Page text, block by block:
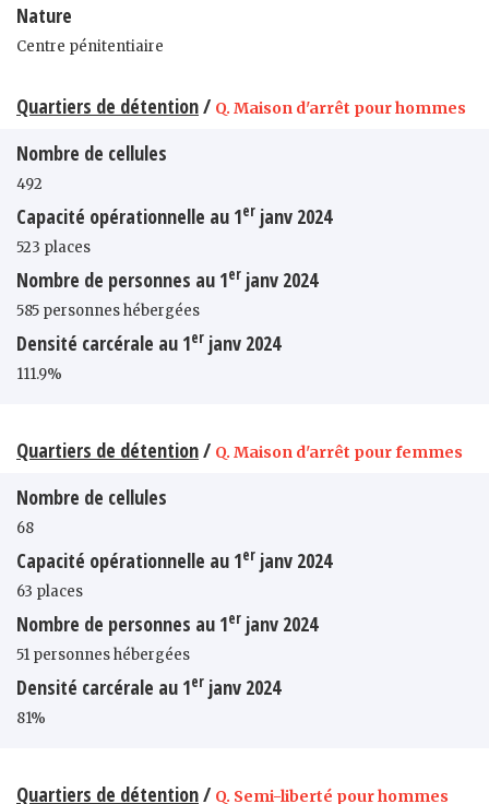
Nature
Centre pénitentiaire
Quartiers de détention/ Q. Maison d'arrêt pour hommes
Nombre de cellules
492
Capacité opérationnelle au 1er janv 2024
523 places
Nombre de personnes au 1er janv 2024
585 personnes hébergées
Densité carcérale au 1er janv 2024
111.9%
Quartiers de détention/ Q. Maison d'arrêt pour femmes
Nombre de cellules
68
Capacité opérationnelle au 1er janv 2024
63 places
Nombre de personnes au 1er janv 2024
51 personnes hébergées
Densité carcérale au 1er janv 2024
81%
Quartiers de détention/ Q. Semi-liberté pour hommes